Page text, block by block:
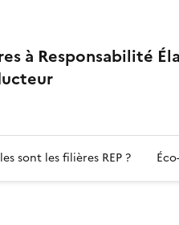
à Responsabilité
sont les filières REP ?